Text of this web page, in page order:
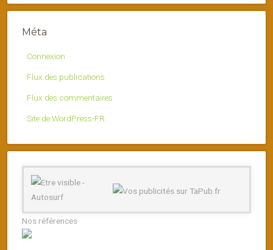
Méta
Connexion
Flux des publications
Flux des commentaires
Site de WordPress-FR
Nos références